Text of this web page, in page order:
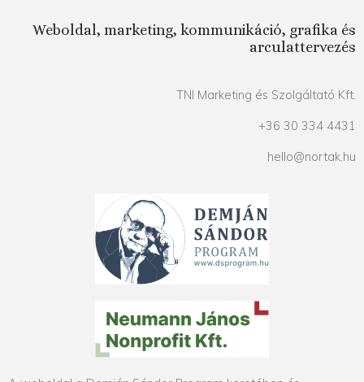
Weboldal, marketing, kommunikáció, grafika és
arculattervezés
TNI Marketing és Szolgáltató Kft.
+36 30 334 4431
hello@nortak.hu